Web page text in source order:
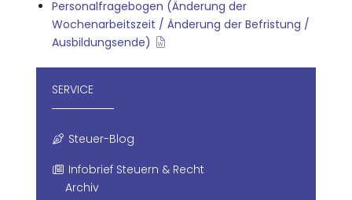
Personalfragebogen (Änderung der
Wochenarbeitszeit / Änderung der Befristung /
Ausbildungsende)
SERVICE
Steuer-Blog
Infobrief Steuern & Recht
Archiv